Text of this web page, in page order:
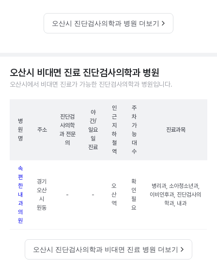
오산시 진단검사의학과 병원 더보기
오산시 비대면 진료 진단검사의학과 병원
오산시에서 비대면 진료가 가능한 진단검사의학과 병원입니다.
병
원
명
주소
진단검
사의학
과 전문
의
야
간/
일요
일
진료
인
근
지
하
철
역
주
차
가
능
대
수
진료과목
속
편
한
내
과
의
원
경기
오산
시
원동
- -
오
산
역
확
인
필
요
병리과, 소아청소년과,
이비인후과, 진단검사의
학과, 내과
오산시 진단검사의학과 비대면 진료 병원 더보기